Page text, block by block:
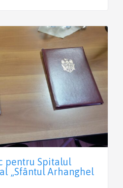
pentru Spitalul
„Sfântul Arhanghel